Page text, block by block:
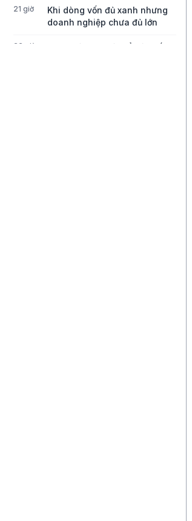
21 giờ
Khi dòng vốn đủ xanh nhưng
doanh nghiệp chưa đủ lớn
22 giờ
Bong bóng AI có thể kéo vốn